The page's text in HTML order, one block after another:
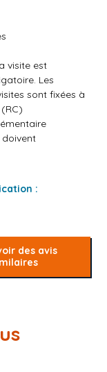
visite est
Les
sont fixées à
doivent
:
des avis